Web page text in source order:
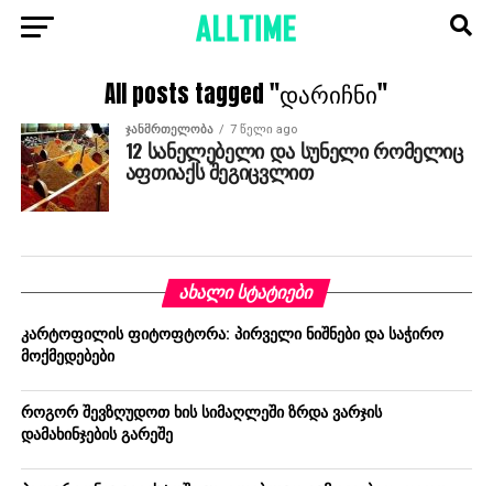
All posts tagged "დარიჩნი"
ᲯᲐᲜᲛᲠᲗᲔᲚᲝᲑᲐ 7 წელი ago
12 სანელებელი და სუნელი რომელიც
აფთიაქს შეგიცვლით
ᲐᲮᲐᲚᲘ ᲡᲢᲐᲢᲘᲔᲑᲘ
კარტოფილის ფიტოფტორა: პირველი ნიშნები და საჭირო
მოქმედებები
როგორ შევზღუდოთ ხის სიმაღლეში ზრდა ვარჯის
დამახინჯების გარეშე